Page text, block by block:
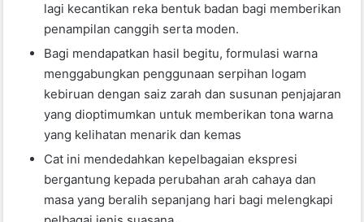
lagi kecantikan reka bentuk badan bagi memberikan
penampilan canggih serta moden.
Bagi mendapatkan hasil begitu, formulasi warna
menggabungkan penggunaan serpihan logam
kebiruan dengan saiz zarah dan susunan penjajaran
yang dioptimumkan untuk memberikan tona warna
yang kelihatan menarik dan kemas
Cat ini mendedahkan kepelbagaian ekspresi
bergantung kepada perubahan arah cahaya dan
masa yang beralih sepanjang hari bagi melengkapi